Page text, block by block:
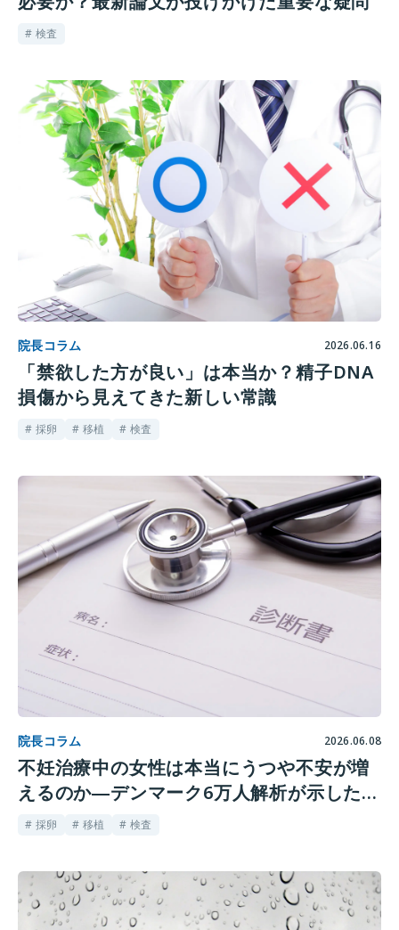
# 検査
院長コラム 2026.06.16
「禁欲した方が良い」は本当か？精子DNA
損傷から見えてきた新しい常識
# 採卵 # 移植 # 検査
院長コラム 2026.06.08
不妊治療中の女性は本当にうつや不安が増
えるのか―デンマーク6万人解析が示した意
外な結果
# 採卵 # 移植 # 検査